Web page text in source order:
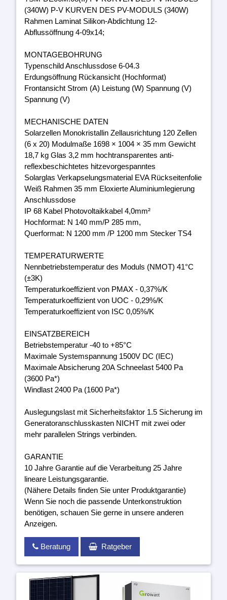
(340W) P-V KURVEN DES PV-MODULS (340W)
Rahmen Laminat Silikon-Abdichtung 12-
Abflussöffnung 4-09x14;
MONTAGEBOHRUNG
Typenschild Anschlussdose 6-04.3
Erdungsöffnung Rückansicht (Hochformat)
Frontansicht Strom (A) Leistung (W) Spannung (V)
Spannung (V)
MECHANISCHE DATEN
Solarzellen Monokristallin Zellausrichtung 120 Zellen
(6 x 20) Modulmaße 1698 × 1004 × 35 mm Gewicht
18,7 kg Glas 3,2 mm hochtransparentes anti-
reflexbeschichtetes hitzevorgespanntes
Solarglas Verkapselungsmaterial EVA Rückseitenfolie
Weiß Rahmen 35 mm Eloxierte Aluminiumlegierung
Anschlussdose
IP 68 Kabel Photovoltaikkabel 4,0mm²
Hochformat: N 140 mm/P 285 mm,
Querformat: N 1200 mm /P 1200 mm Stecker TS4
TEMPERATURWERTE
Nennbetriebstemperatur des Moduls (NMOT) 41°C
(±3K)
Temperaturkoeffizient von PMAX - 0,37%/K
Temperaturkoeffizient von UOC - 0,29%/K
Temperaturkoeffizient von ISC 0,05%/K
EINSATZBEREICH
Betriebstemperatur -40 to +85°C
Maximale Systemspannung 1500V DC (IEC)
Maximale Absicherung 20A Schneelast 5400 Pa
(3600 Pa*)
Windlast 2400 Pa (1600 Pa*)
Auslegungslast mit Sicherheitsfaktor 1.5 Sicherung im
Generatoranschlusskasten NICHT mit zwei oder
mehr parallelen Strings verbinden.
GARANTIE
10 Jahre Garantie auf die Verarbeitung 25 Jahre
lineare Leistungsgarantie.
(Nähere Details finden Sie unter Produktgarantie)
Wenn Sie noch die passende Unterkonstruktion
benötigen, schauen Sie gerne in unsere anderen
Anzeigen.
Beratung Ratgeber